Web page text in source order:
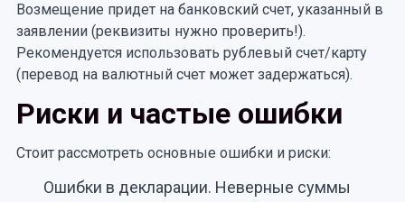
Возмещение придет на банковский счет, указанный в
заявлении (реквизиты нужно проверить!).
Рекомендуется использовать рублевый счет/карту
(перевод на валютный счет может задержаться).
Риски и частые ошибки
Стоит рассмотреть основные ошибки и риски:
Ошибки в декларации. Неверные суммы